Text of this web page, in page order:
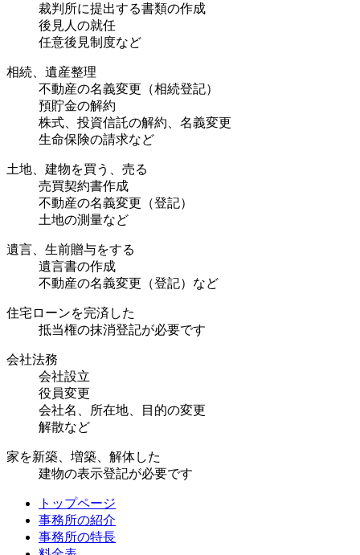
裁判所に提出する書類の作成
後見人の就任
任意後見制度など
相続、遺産整理
不動産の名義変更（相続登記）
預貯金の解約
株式、投資信託の解約、名義変更
生命保険の請求など
土地、建物を買う、売る
売買契約書作成
不動産の名義変更（登記）
土地の測量など
遺言、生前贈与をする
遺言書の作成
不動産の名義変更（登記）など
住宅ローンを完済した
抵当権の抹消登記が必要です
会社法務
会社設立
役員変更
会社名、所在地、目的の変更
解散など
家を新築、増築、解体した
建物の表示登記が必要です
トップページ
事務所の紹介
事務所の特長